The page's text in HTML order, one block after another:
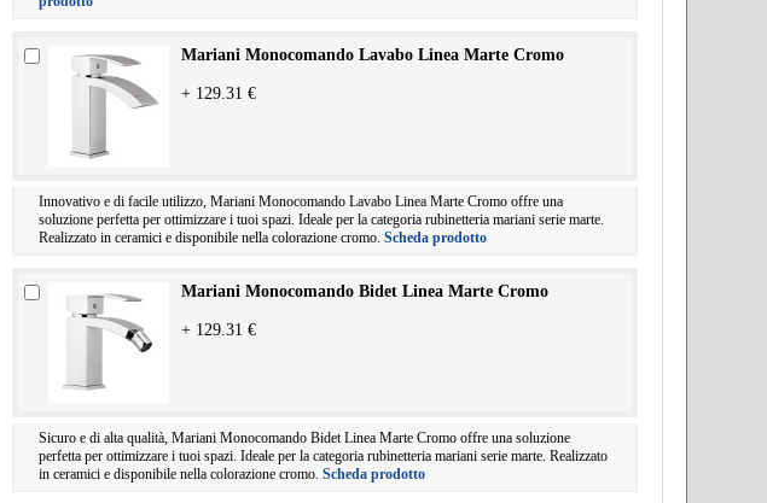
Mariani Monocomando Lavabo Linea Marte Cromo
+ 129.31 €
Innovativo e di facile utilizzo, Mariani Monocomando Lavabo Linea Marte Cromo offre una
soluzione perfetta per ottimizzare i tuoi spazi. Ideale per la categoria rubinetteria mariani serie marte.
Realizzato in ceramici e disponibile nella colorazione cromo. Scheda prodotto
Mariani Monocomando Bidet Linea Marte Cromo
+ 129.31 €
Sicuro e di alta qualità, Mariani Monocomando Bidet Linea Marte Cromo offre una soluzione
perfetta per ottimizzare i tuoi spazi. Ideale per la categoria rubinetteria mariani serie marte. Realizzato
in ceramici e disponibile nella colorazione cromo. Scheda prodotto